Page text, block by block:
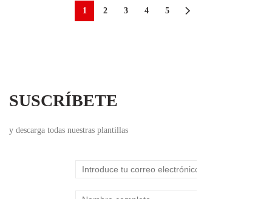
1 2 3 4 5
SUSCRÍBETE
y descarga todas nuestras plantillas